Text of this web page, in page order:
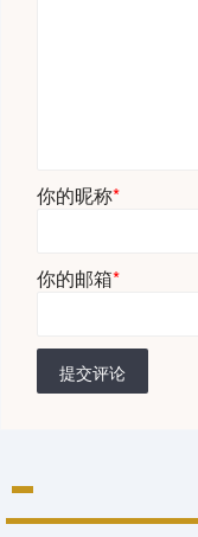
你的昵称*
你的邮箱*
提交评论